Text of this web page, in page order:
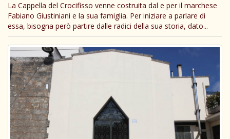
La Cappella del Crocifisso venne costruita dal e per il marchese
Fabiano Giustiniani e la sua famiglia. Per iniziare a parlare di
essa, bisogna però partire dalle radici della sua storia, dato...